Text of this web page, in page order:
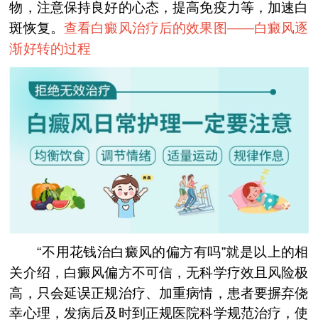
物，注意保持良好的心态，提高免疫力等，加速白
斑恢复。查看白癜风治疗后的效果图——白癜风逐
渐好转的过程
“不用花钱治白癜风的偏方有吗”就是以上的相
关介绍，白癜风偏方不可信，无科学疗效且风险极
高，只会延误正规治疗、加重病情，患者要摒弃侥
幸心理，发病后及时到正规医院科学规范治疗，使